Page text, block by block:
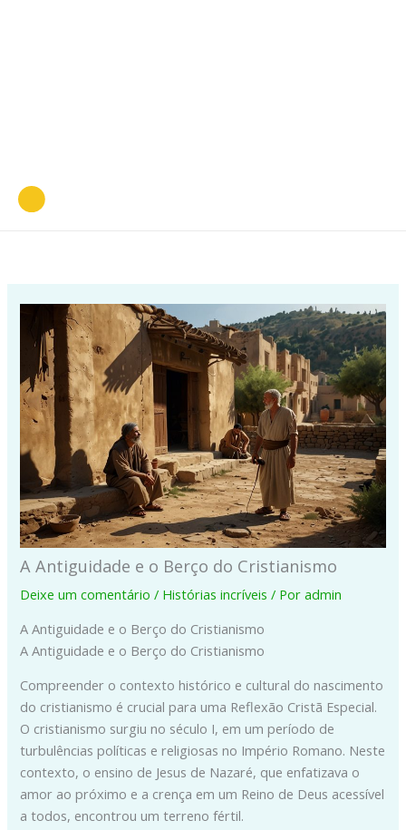
A Antiguidade e o Berço do Cristianismo
Deixe um comentário / Histórias incríveis / Poradmin
A Antiguidade e o Berço do Cristianismo
A Antiguidade e o Berço do Cristianismo
Compreender o contexto histórico e cultural do nascimento
do cristianismo é crucial para uma Reflexão Cristã Especial.
O cristianismo surgiu no século I, em um período de
turbulências políticas e religiosas no Império Romano. Neste
contexto, o ensino de Jesus de Nazaré, que enfatizava o
amor ao próximo e a crença em um Reino de Deus acessível
a todos, encontrou um terreno fértil.